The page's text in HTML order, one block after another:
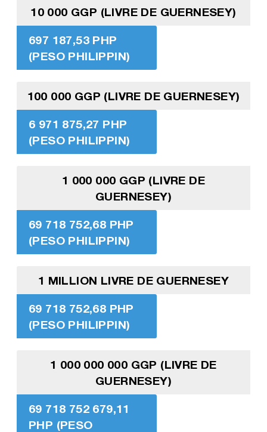
10 000 GGP (LIVRE DE GUERNESEY)
697 187,53 PHP
(PESO PHILIPPIN)
100 000 GGP (LIVRE DE GUERNESEY)
6 971 875,27 PHP
(PESO PHILIPPIN)
1 000 000 GGP (LIVRE DE
GUERNESEY)
69 718 752,68 PHP
(PESO PHILIPPIN)
1 MILLION LIVRE DE GUERNESEY
69 718 752,68 PHP
(PESO PHILIPPIN)
1 000 000 000 GGP (LIVRE DE
GUERNESEY)
69 718 752 679,11
PHP (PESO